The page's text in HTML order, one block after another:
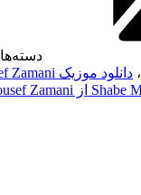
دسته‌ها
، دانلود موزیک Yousef Zamani